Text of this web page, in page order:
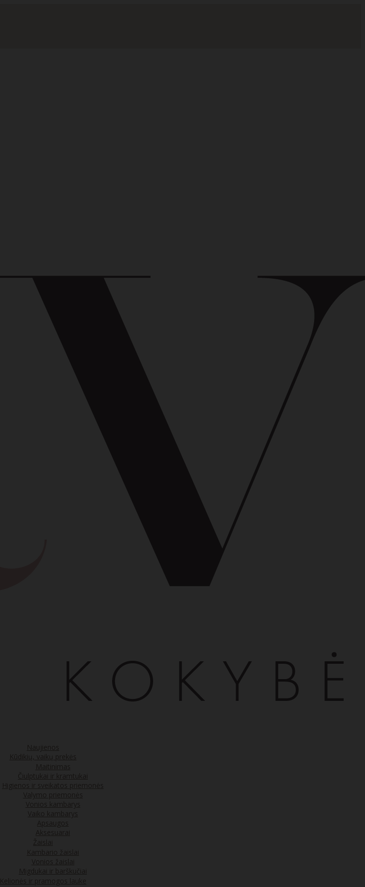
Naujienos
Kūdikių, vaikų prekės
Maitinimas
Čiulptukai ir kramtukai
Higienos ir sveikatos priemonės
Valymo priemonės
Vonios kambarys
Vaiko kambarys
Apsaugos
Aksesuarai
Žaislai
Kambario žaislai
Vonios žaislai
Migdukai ir barškučiai
Kelionės ir pramogos lauke